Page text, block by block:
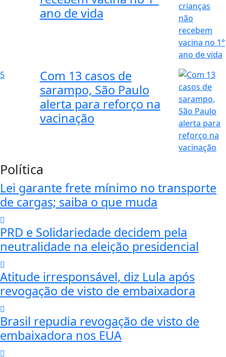
ano de vida
5
Com 13 casos de
sarampo, São Paulo
alerta para reforço na
vacinação
Política
Lei garante frete mínimo no transporte
de cargas; saiba o que muda
PRD e Solidariedade decidem pela
neutralidade na eleição presidencial
Atitude irresponsável, diz Lula após
revogação de visto de embaixadora
Brasil repudia revogação de visto de
embaixadora nos EUA